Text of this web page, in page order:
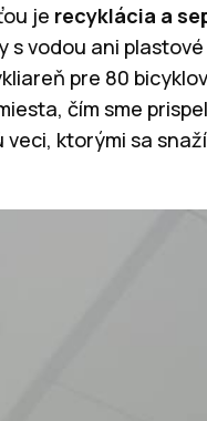
je recyklácia a
vodou ani
pre 80
čím sme
ktorými sa